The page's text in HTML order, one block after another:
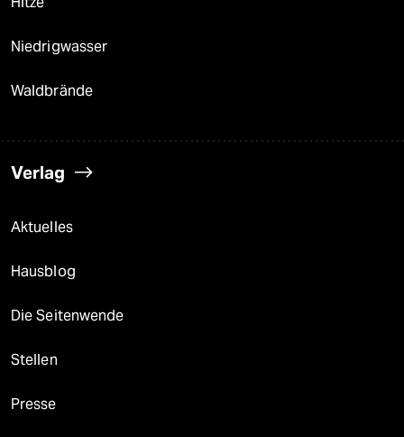
Niedrigwasser
Waldbrände
Verlag
Aktuelles
Hausblog
Die Seitenwende
Stellen
Presse